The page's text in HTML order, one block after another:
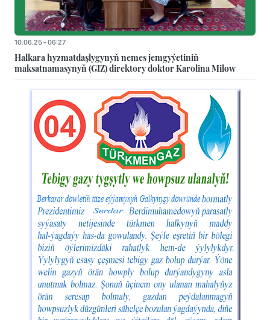
10.06.25 - 06:27
Halkara hyzmatdaşlygynyň nemes jemgyýetiniň
maksatnamasynyň (GIZ) direktory doktor Karolina Milow